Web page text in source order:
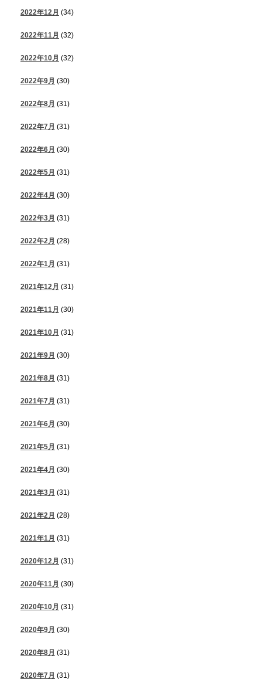
2022年12月 (34)
2022年11月 (32)
2022年10月 (32)
2022年9月 (30)
2022年8月 (31)
2022年7月 (31)
2022年6月 (30)
2022年5月 (31)
2022年4月 (30)
2022年3月 (31)
2022年2月 (28)
2022年1月 (31)
2021年12月 (31)
2021年11月 (30)
2021年10月 (31)
2021年9月 (30)
2021年8月 (31)
2021年7月 (31)
2021年6月 (30)
2021年5月 (31)
2021年4月 (30)
2021年3月 (31)
2021年2月 (28)
2021年1月 (31)
2020年12月 (31)
2020年11月 (30)
2020年10月 (31)
2020年9月 (30)
2020年8月 (31)
2020年7月 (31)